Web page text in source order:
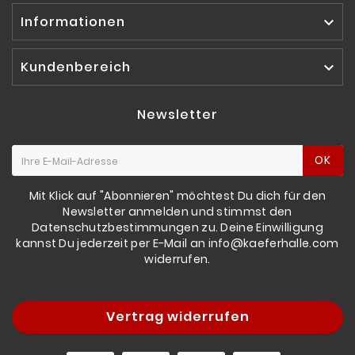
Informationen 
Kundenbereich 
Newsletter
OK
Mit Klick auf "Abonnieren" möchtest Du dich für den
Newsletter anmelden und stimmst den
Datenschutzbestimmungen zu. Deine Einwilligung
kannst Du jederzeit per E-Mail an info@kaeferhalle.com
widerrufen.
Vertrag widerrufen